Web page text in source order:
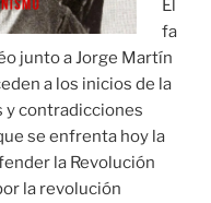
El
fa
junto a Jorge Martín
a los inicios de la
y contradicciones
se enfrenta hoy la
la Revolución
la revolución